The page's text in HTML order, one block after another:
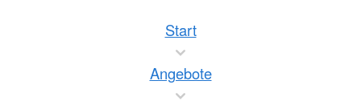
Start
Angebote